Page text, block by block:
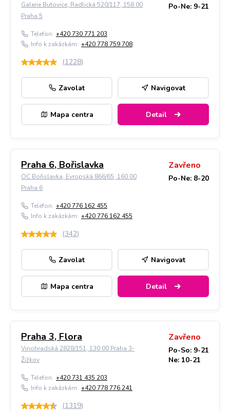
Galerie Butovice, Radlická 520/117, 158 00
Praha 5
Po-Ne: 9-21
Telefon: +420 730 771 203
Info k zakázkám: +420 778 759 708
(1228)
Zavolat Navigovat
Mapa centra Detail
Praha 6, Bořislavka
OC Bořislavka, Evropská 866/65, 160 00
Praha 6
Zavřeno
Po-Ne: 8-20
Telefon: +420 776 162 455
Info k zakázkám: +420 776 162 455
(342)
Zavolat Navigovat
Mapa centra Detail
Praha 3, Flora
Vinohradská 2828/151, 130 00 Praha 3-
Žižkov
Zavřeno
Po-So: 9-21
Ne: 10-21
Telefon: +420 731 435 203
Info k zakázkám: +420 778 776 241
(1319)